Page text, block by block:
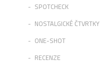
SPOTCHECK
NOSTALGICKÉ ČTVRTKY
ONE-SHOT
RECENZE